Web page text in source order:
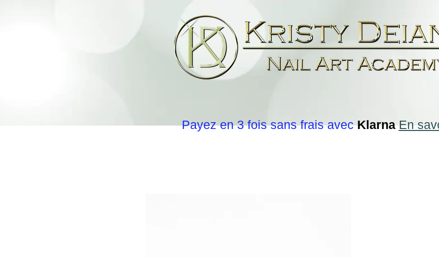
Payez en 3 fois sans frais avecKlarna En